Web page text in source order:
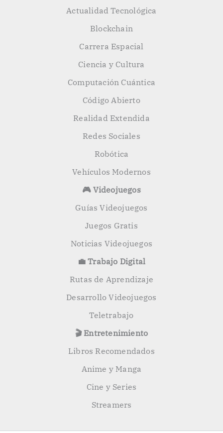
Actualidad Tecnológica
Blockchain
Carrera Espacial
Ciencia y Cultura
Computación Cuántica
Código Abierto
Realidad Extendida
Redes Sociales
Robótica
Vehículos Modernos
🎮 Videojuegos
Guías Videojuegos
Juegos Gratis
Noticias Videojuegos
💼 Trabajo Digital
Rutas de Aprendizaje
Desarrollo Videojuegos
Teletrabajo
🎬 Entretenimiento
Libros Recomendados
Anime y Manga
Cine y Series
Streamers